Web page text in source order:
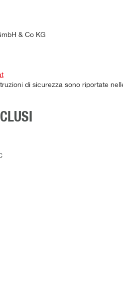
& Co KG
di sicurezza sono riportate